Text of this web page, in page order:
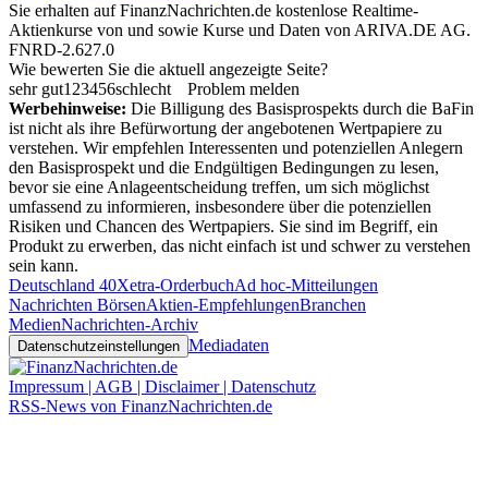
Sie erhalten auf FinanzNachrichten.de kostenlose Realtime-
Aktienkurse von und sowie Kurse und Daten von ARIVA.DE AG.
FNRD-2.627.0
Wie bewerten Sie die aktuell angezeigte Seite?
sehr gut1 23456schlecht
Problem melden
Werbehinweise: Die Billigung des Basisprospekts durch die BaFin
ist nicht als ihre Befürwortung der angebotenen Wertpapiere zu
verstehen. Wir empfehlen Interessenten und potenziellen Anlegern
den Basisprospekt und die Endgültigen Bedingungen zu lesen,
bevor sie eine Anlageentscheidung treffen, um sich möglichst
umfassend zu informieren, insbesondere über die potenziellen
Risiken und Chancen des Wertpapiers. Sie sind im Begriff, ein
Produkt zu erwerben, das nicht einfach ist und schwer zu verstehen
sein kann.
Deutschland 40Xetra-OrderbuchAd hoc-Mitteilungen
Nachrichten BörsenAktien-EmpfehlungenBranchen
MedienNachrichten-Archiv
Datenschutzeinstellungen Mediadaten
Impressum | AGB | Disclaimer | Datenschutz
RSS-News von FinanzNachrichten.de